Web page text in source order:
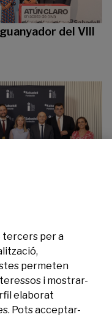
del VIII
a dos
l’edició del
tercers per a
permeten
i mostrar-
elaborat
Pots acceptar-